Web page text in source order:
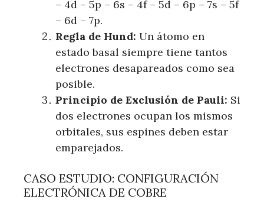
– 4d – 5p – 6s – 4f – 5d – 6p – 7s – 5f
– 6d – 7p.
Regla de Hund: Un átomo en
estado basal siempre tiene tantos
electrones desapareados como sea
posible.
Principio de Exclusión de Pauli: Si
dos electrones ocupan los mismos
orbitales, sus espines deben estar
emparejados.
CASO ESTUDIO: CONFIGURACIÓN
ELECTRÓNICA DE COBRE